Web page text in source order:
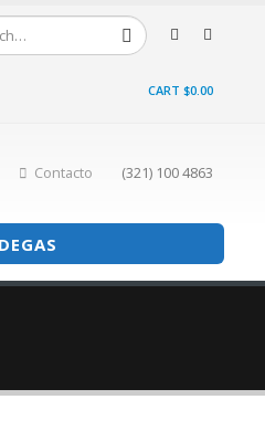
CART $0.00
Contacto (321) 100 4863